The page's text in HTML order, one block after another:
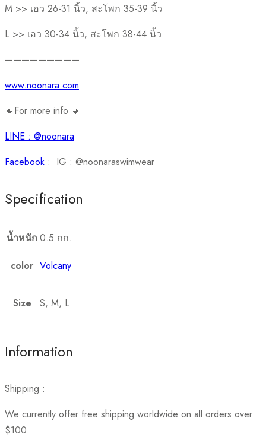
M >> เอว 26-31 นิ้ว, สะโพก 35-39 นิ้ว
L >> เอว 30-34 นิ้ว, สะโพก 38-44 นิ้ว
—————————
www.noonara.com
🔸For more info 🔸
LINE : @noonara
Facebook : IG : @noonaraswimwear
Specification
น้ำหนัก 0.5 กก.
color Volcany
Size S, M, L
Information
Shipping :
We currently offer free shipping worldwide on all orders over
$100.